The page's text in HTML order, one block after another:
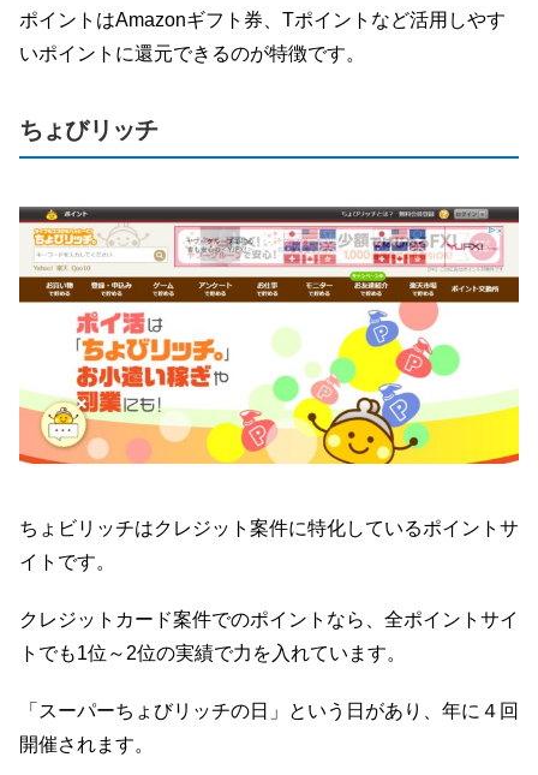
ポイントはAmazonギフト券、Tポイントなど活用しやす
いポイントに還元できるのが特徴です。
ちょびリッチ
ちょビリッチはクレジット案件に特化しているポイントサ
イトです。
クレジットカード案件でのポイントなら、全ポイントサイ
トでも1位～2位の実績で力を入れています。
「スーパーちょびリッチの日」という日があり、年に４回
開催されます。